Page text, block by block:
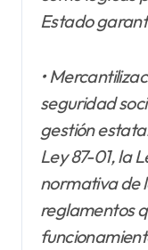
Estado
•
seguridad
gestión
Ley 87-01, la
normativa de
reglamentos